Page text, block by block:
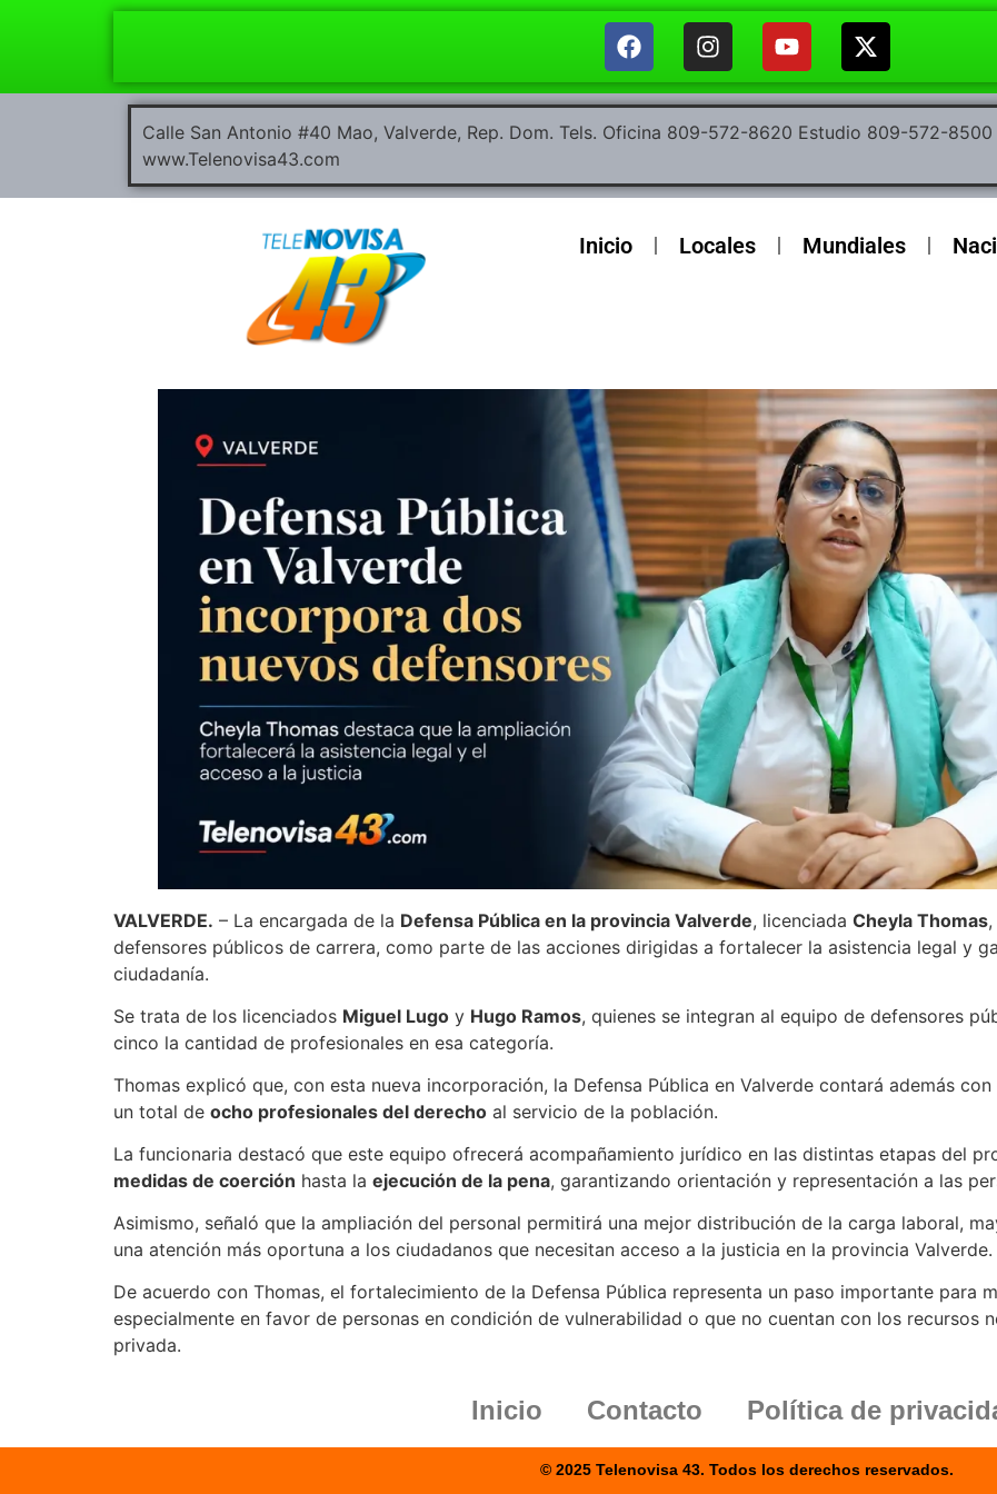
Calle San Antonio #40 Mao, Valverde, Rep. Dom. Tels. Oficina 809-572-8620 Estudio 809-572-
www.Telenovisa43.com
Inicio Locales Mundiales
VALVERDE. – La encargada de la Defensa Pública en la provincia Valverde, licenciada Cheyla Thomas
defensores públicos de carrera, como parte de las acciones dirigidas a fortalecer la asistencia legal y
ciudadanía.
Se trata de los licenciados Miguel Lugo y Hugo Ramos, quienes se integran al equipo de defensores
cinco la cantidad de profesionales en esa categoría.
Thomas explicó que, con esta nueva incorporación, la Defensa Pública en Valverde contará además
un total de ocho profesionales del derecho al servicio de la población.
La funcionaria destacó que este equipo ofrecerá acompañamiento jurídico en las distintas etapas del
medidas de coerción hasta la ejecución de la pena, garantizando orientación y representación a las
Asimismo, señaló que la ampliación del personal permitirá una mejor distribución de la carga laboral,
una atención más oportuna a los ciudadanos que necesitan acceso a la justicia en la provincia Valverde.
De acuerdo con Thomas, el fortalecimiento de la Defensa Pública representa un paso importante para
especialmente en favor de personas en condición de vulnerabilidad o que no cuentan con los recursos
privada.
Inicio Contacto Política de
© 2025 Telenovisa 43. Todos los derechos reservados.